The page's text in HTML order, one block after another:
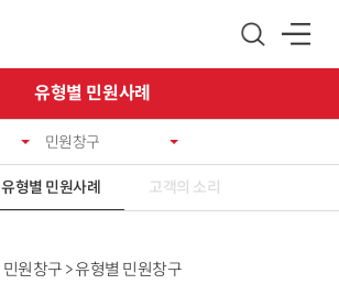
유형별 민원사례
민원창구
유형별 민원사례 고객의 소리
민원창구 > 유형별 민원창구